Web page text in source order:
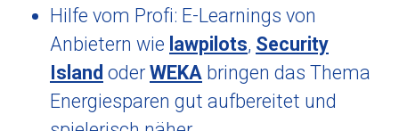
Hilfe vom Profi: E-Learnings von
Anbietern wie lawpilots, Security
Island oder WEKA bringen das Thema
Energiesparen gut aufbereitet und